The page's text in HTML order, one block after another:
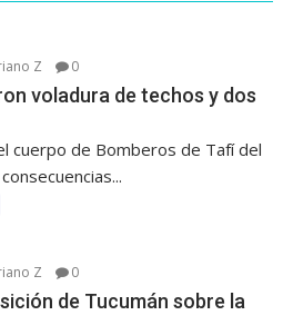
Z 0
voladura de techos y dos
cuerpo de Bomberos de Tafí del
Z 0
de Tucumán sobre la